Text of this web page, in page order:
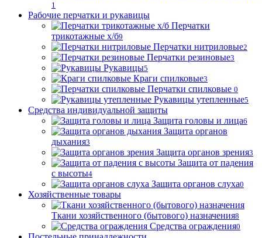
1
Рабочие перчатки и рукавицы
Перчатки
трикотажные х/б9
Перчатки нитриловые2
Перчатки резиновые3
Рукавицы5
Краги спилковые3
Перчатки спилковые 0
Рукавицы утепленные5
Средства индивидуальной защиты
Защита головы и лица6
Защита органов
дыхания3
Защита органов зрения3
Защита от падения
с высоты4
Защита органов слуха0
Хозяйственные товары
Ткани хозяйственного (бытового) назначения8
Средства ограждения0